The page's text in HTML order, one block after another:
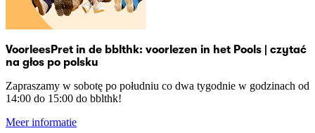
VoorleesPret in de bblthk: voorlezen in het Pools | czytać
na głos po polsku
Zapraszamy w sobotę po południu co dwa tygodnie w godzinach od
14:00 do 15:00 do bblthk!
Meer informatie